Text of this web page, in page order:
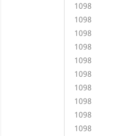
1098
1098
1098
1098
1098
1098
1098
1098
1098
1098